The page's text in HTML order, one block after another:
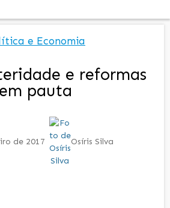
e Economia
e reformas
em pauta
de 2017 Osíris Silva